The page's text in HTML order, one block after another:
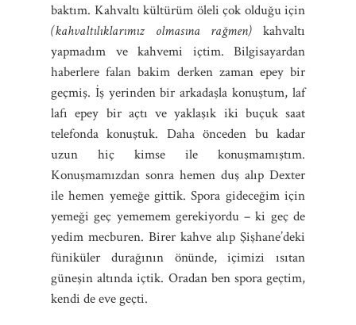
baktım. Kahvaltı kültürüm öleli çok olduğu için
(kahvaltılıklarımız olmasına rağmen) kahvaltı
yapmadım ve kahvemi içtim. Bilgisayardan
haberlere falan bakim derken zaman epey bir
geçmiş. İş yerinden bir arkadaşla konuştum, laf
lafı epey bir açtı ve yaklaşık iki buçuk saat
telefonda konuştuk. Daha önceden bu kadar
uzun hiç kimse ile konuşmamıştım.
Konuşmamızdan sonra hemen duş alıp Dexter
ile hemen yemeğe gittik. Spora gideceğim için
yemeği geç yememem gerekiyordu – ki geç de
yedim mecburen. Birer kahve alıp Şişhane’deki
füniküler durağının önünde, içimizi ısıtan
güneşin altında içtik. Oradan ben spora geçtim,
kendi de eve geçti.